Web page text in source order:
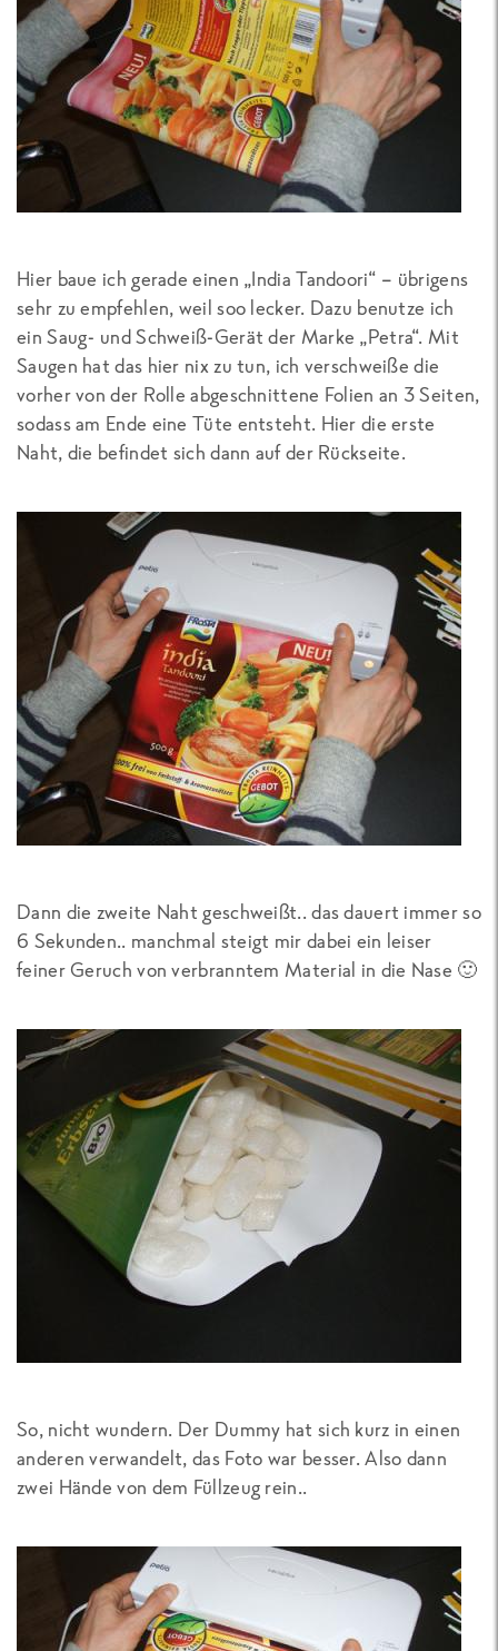
Hier baue ich gerade einen „India Tandoori“ – übrigens
sehr zu empfehlen, weil soo lecker. Dazu benutze ich
ein Saug- und Schweiß-Gerät der Marke „Petra“. Mit
Saugen hat das hier nix zu tun, ich verschweiße die
vorher von der Rolle abgeschnittene Folien an 3 Seiten,
sodass am Ende eine Tüte entsteht. Hier die erste
Naht, die befindet sich dann auf der Rückseite.
Dann die zweite Naht geschweißt.. das dauert immer so
6 Sekunden.. manchmal steigt mir dabei ein leiser
feiner Geruch von verbranntem Material in die Nase 🙂
So, nicht wundern. Der Dummy hat sich kurz in einen
anderen verwandelt, das Foto war besser. Also dann
zwei Hände von dem Füllzeug rein..